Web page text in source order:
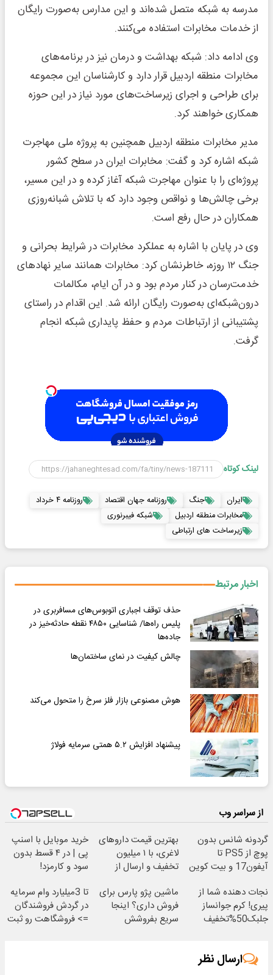
مدرسه به شبکه متصل شده‌اند و این مدارس به‌صورت رایگان
از خدمات مخابرات استفاده می‌کنند.
وی ادامه داد: شبکه بهداشت و درمان نیز در برنامه‌های
مخابرات منطقه اردبیل قرار دارد و کارشناسان این مجموعه
برای طراحی و اجرای زیرساخت‌های مورد نیاز در این حوزه
همکاری خواهند کرد.
مدیر مخابرات منطقه اردبیل همچنین به پروژه ملی مهاجرت
شبکه اشاره کرد و گفت: مخابرات ایران در سطح کشور
پروژه‌ای را با عنوان مهاجرت شبکه آغاز کرده و در این مسیر،
برخی چالش‌ها و نواقص وجود دارد که با تلاش شبانه‌روزی
همکاران در حال رفع است.
وی در پایان با اشاره به عملکرد مخابرات در شرایط بحرانی و
جنگ ۱۲ روزه، خاطرنشان کرد: مخابرات همانند سایر نهادهای
خدمت‌رسان در کنار مردم بود و در آن ایام، مکالمات
درون‌شبکه‌ای به‌صورت رایگان ارائه شد. این اقدام در راستای
پشتیبانی از ارتباطات مردم و حفظ پایداری شبکه انجام
گرفت.
لینک کوتاه
ایران جنگ روزنامه جهان اقتصاد
روزنامه ۴ خرداد
مخابرات منطقه اردبیل
شبکه فیبرنوری
زیرساخت های ارتباطی
اخبار مرتبط
حذف توقف اجباری اتوبوس‌های مسافربری در
پلیس راه‌ها/ شناسایی ۴۸۵۰ نقطه حادثه‌خیز در
جاده‌ها
چالش کیفیت در نمای ساختمان‌ها
هوش مصنوعی بازار فلز سرخ را متحول می‌کند
پیشنهاد افزایش ۵.۲ همتی سرمایه فولاژ
از سراسر وب
گردونه شانس بدون
پوچ از PS5 تا
آیفون17 و بیت کوین
بهترین قیمت داروهای
لاغری، با ۱ میلیون
تخفیف و ارسال از
خرید موبایل با اسنپ
پی | در ۴ قسط بدون
سود و کارمزد!
نجات دهنده شما از
پیری! کرم جوانساز
جلبک50%تخفیف
ماشین پژو پارس برای
فروش داری؟ اینجا
سریع بفروشش
تا 3میلیارد وام سرمایه
در گردش فروشندگان
=> فروشگاهت رو ثبت
ارسال نظر